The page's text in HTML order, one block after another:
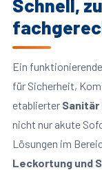
Schnell,
Ein
für Sicherheit,
etablierter Sanitär
nicht nur akute
Lösungen im
Leckortung und